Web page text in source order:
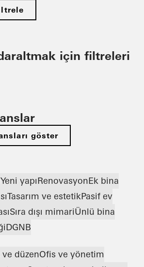
için filtreleri
göster
Yeni yapıRenovasyonEk bina
Tasarım ve estetikPasif ev
Sıra dışı mimariÜnlü bina
DGNB
düzenOfis ve yönetim